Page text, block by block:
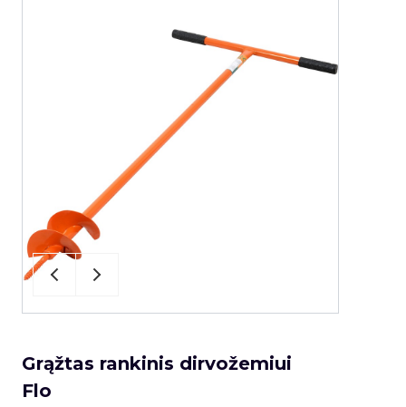
Grąžtas rankinis dirvožemiui
Flo